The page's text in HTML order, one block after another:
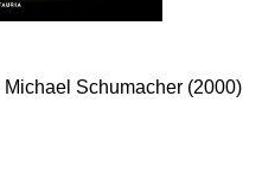
Schumacher (2000)